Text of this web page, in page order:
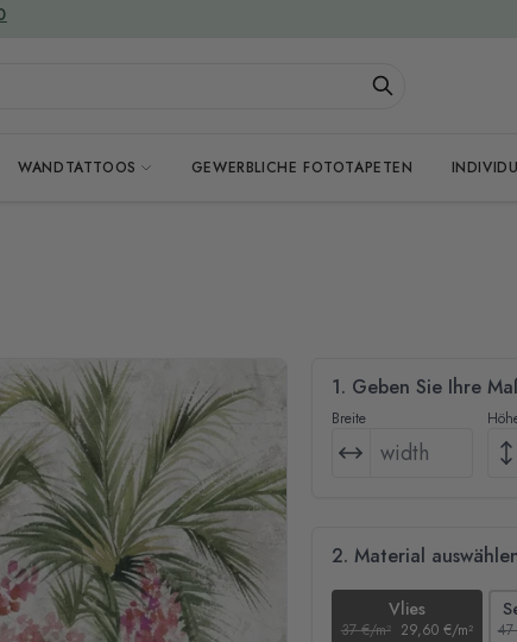
WANDTATTOOS GEWERBLICHE FOTOTAPETEN
1. Geben Sie Ihre
Breite
2. Material
Vlies
37 €/m² 29,60 €/m² 47